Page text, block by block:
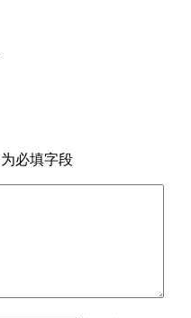
为必填字段